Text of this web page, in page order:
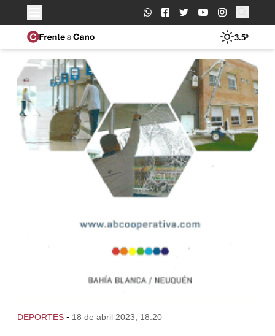
Buscar:
3.5º
DEPORTES - 18 de abril 2023, 18:20